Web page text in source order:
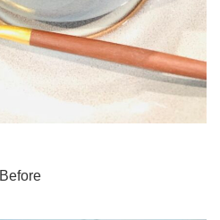
Before